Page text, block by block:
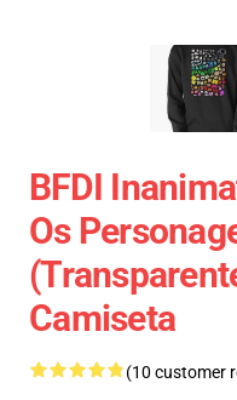
BFDI
Os
Camiseta
(10 customer